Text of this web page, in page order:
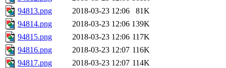
94813.png
2018-03-23 12:06
81K
94814.png
2018-03-23 12:06 139K
94815.png
2018-03-23 12:06 117K
94816.png
2018-03-23 12:07 116K
94817.png
2018-03-23 12:07 114K